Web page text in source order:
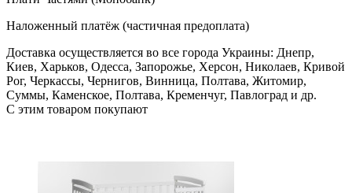
Наложенный платёж (частичная предоплата)
Доставка осуществляется во все города Украины: Днепр,
Киев, Харьков, Одесса, Запорожье, Херсон, Николаев, Кривой
Рог, Черкассы, Чернигов, Винница, Полтава, Житомир,
Суммы, Каменское, Полтава, Кременчуг, Павлоград и др.
С этим товаром покупают